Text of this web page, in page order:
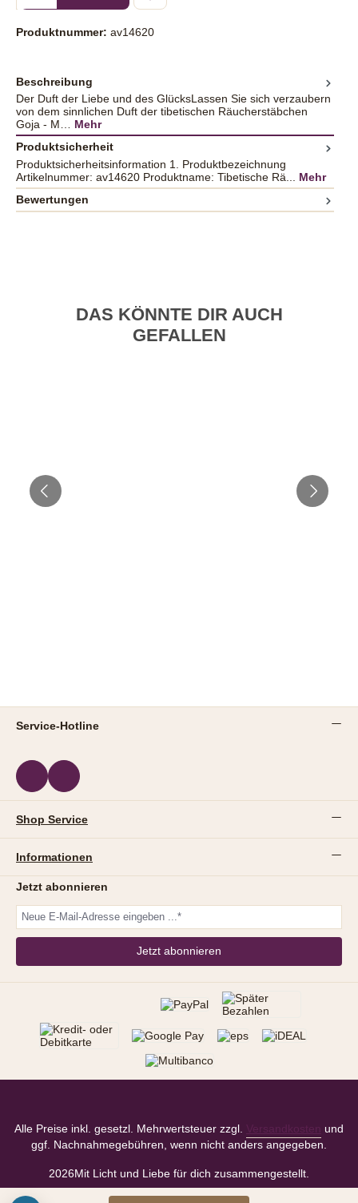
Produktnummer: av14620
Beschreibung
Der Duft der Liebe und des GlücksLassen Sie sich verzaubern
von dem sinnlichen Duft der tibetischen Räucherstäbchen
Goja - M… Mehr
Produktsicherheit
Produktsicherheitsinformation 1. Produktbezeichnung
Artikelnummer: av14620 Produktname: Tibetische Rä... Mehr
Bewertungen
DAS KÖNNTE DIR AUCH
GEFALLEN
Service-Hotline
Shop Service
Informationen
Jetzt abonnieren
Jetzt abonnieren
Alle Preise inkl. gesetzl. Mehrwertsteuer zzgl. Versandkosten
und
ggf. Nachnahmegebühren, wenn nicht anders angegeben.
2026Mit Licht und Liebe für dich zusammengestellt.